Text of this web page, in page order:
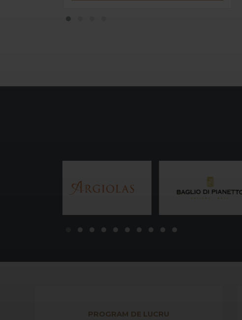
PROGRAM DE LUCRU